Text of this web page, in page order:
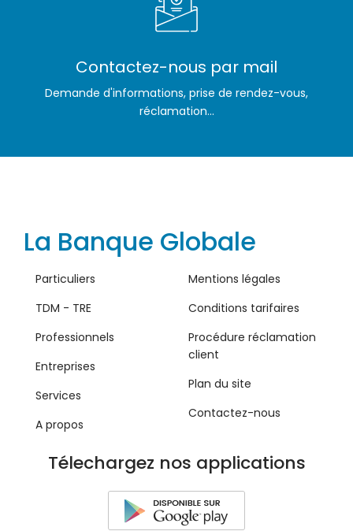
Contactez-nous par mail
Demande d'informations, prise de rendez-vous,
réclamation...
La Banque Globale
Particuliers
TDM - TRE
Professionnels
Entreprises
Services
A propos
Mentions légales
Conditions tarifaires
Procédure réclamation
client
Plan du site
Contactez-nous
Télechargez nos applications